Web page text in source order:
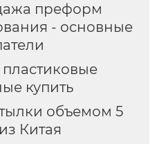
преформ
- основные
пластиковые
купить
объемом 5
Китая